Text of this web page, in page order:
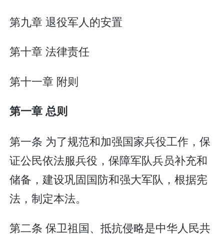
第九章 退役军人的安置
第十章 法律责任
第十一章 附则
第一章 总则
第一条 为了规范和加强国家兵役工作，保
证公民依法服兵役，保障军队兵员补充和
储备，建设巩固国防和强大军队，根据宪
法，制定本法。
第二条 保卫祖国、抵抗侵略是中华人民共